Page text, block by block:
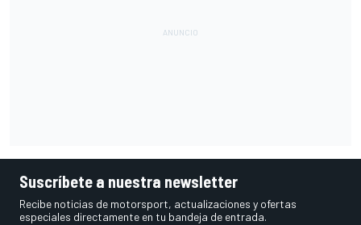
Suscríbete a nuestra newsletter
Recibe noticias de motorsport, actualizaciones y ofertas
especiales directamente en tu bandeja de entrada.